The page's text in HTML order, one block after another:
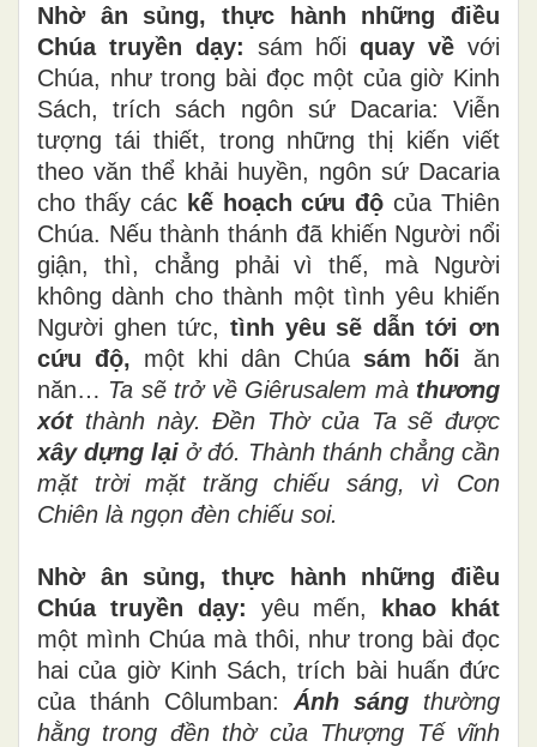
Nhờ ân sủng, thực hành những điều
Chúa truyền dạy: sám hốiquay về với
Chúa, như trong bài đọc một của giờ Kinh
Sách, trích sách ngôn sứ Dacaria: Viễn
tượng tái thiết, trong những thị kiến viết
theo văn thể khải huyền, ngôn sứ Dacaria
cho thấy các kế hoạch cứu độ của Thiên
Chúa. Nếu thành thánh đã khiến Người nổi
giận, thì, chẳng phải vì thế, mà Người
không dành cho thành một tình yêu khiến
Người ghen tức, tình yêu sẽ dẫn tới ơn
cứu độ, một khi dân Chúa sám hối ăn
năn… Ta sẽ trở về Giêrusalem mà thương
xótthành này. Đền Thờ của Ta sẽ được
xây dựng lại ở đó. Thành thánh chẳng cần
mặt trời mặt trăng chiếu sáng, vì Con
Chiên là ngọn đèn chiếu soi.
Nhờ ân sủng, thực hành những điều
Chúa truyền dạy: yêu mến, khao khát
một mình Chúa mà thôi, như trong bài đọc
hai của giờ Kinh Sách, trích bài huấn đức
của thánh Côlumban: Ánh sáng thường
hằng trong đền thờ của Thượng Tế vĩnh